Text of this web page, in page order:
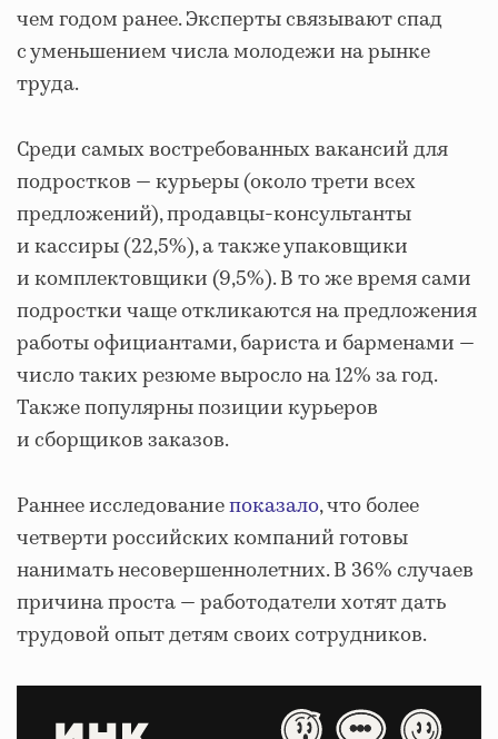
чем годом ранее. Эксперты связывают спад
с уменьшением числа молодежи на рынке
труда.
Среди самых востребованных вакансий для
подростков — курьеры (около трети всех
предложений), продавцы-консультанты
и кассиры (22,5%), а также упаковщики
и комплектовщики (9,5%). В то же время сами
подростки чаще откликаются на предложения
работы официантами, бариста и барменами —
число таких резюме выросло на 12% за год.
Также популярны позиции курьеров
и сборщиков заказов.
Раннее исследованиепоказало, что более
четверти российских компаний готовы
нанимать несовершеннолетних. В 36% случаев
причина проста — работодатели хотят дать
трудовой опыт детям своих сотрудников.